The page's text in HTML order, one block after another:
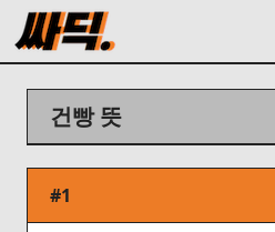
건빵 뜻
#1